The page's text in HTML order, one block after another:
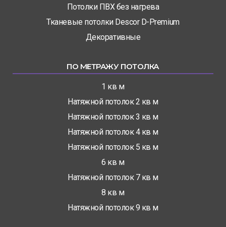
Потолки ПВХ без нагрева
Тканевые потолки Descor D-Premium
Декоративные
ПО МЕТРАЖУ ПОТОЛКА
1 кв м
Натяжной потолок 2 кв м
Натяжной потолок 3 кв м
Натяжной потолок 4 кв м
Натяжной потолок 5 кв м
6 кв м
Натяжной потолок 7 кв м
8 кв м
Натяжной потолок 9 кв м